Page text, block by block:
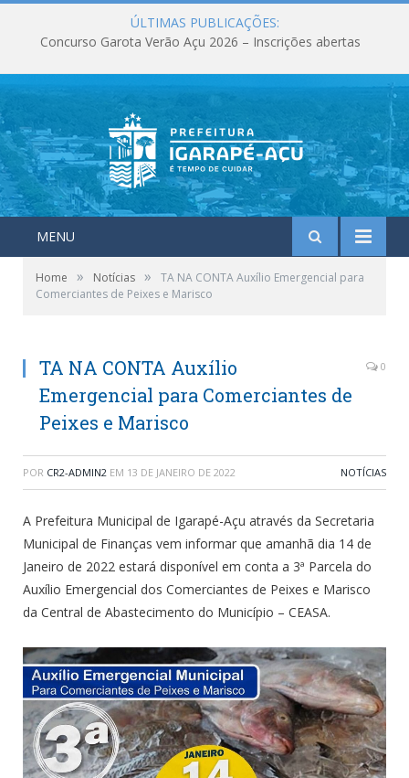
ÚLTIMAS PUBLICAÇÕES:
Concurso Garota Verão Açu 2026 – Inscrições abertas
MENU
Home » Notícias »
TA NA CONTA Auxílio Emergencial para
Comerciantes de Peixes e Marisco
TA NA CONTA Auxílio
Emergencial para Comerciantes de
Peixes e Marisco
0
POR CR2-ADMIN2 EM 13 DE JANEIRO DE 2022 NOTÍCIAS
A Prefeitura Municipal de Igarapé-Açu através da Secretaria
Municipal de Finanças vem informar que amanhã dia 14 de
Janeiro de 2022 estará disponível em conta a 3ª Parcela do
Auxílio Emergencial dos Comerciantes de Peixes e Marisco
da Central de Abastecimento do Município – CEASA.